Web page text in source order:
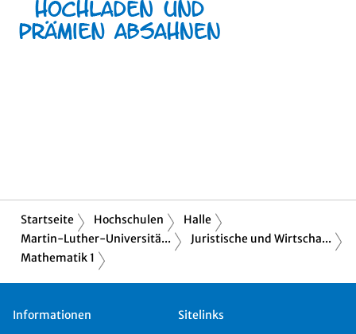
Startseite Hochschulen
Halle
Martin-Luther-Universitä...
Juristische und Wirtscha...
Mathematik 1
Informationen
Sitelinks